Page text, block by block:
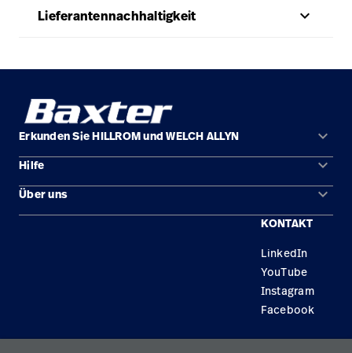
Lieferantennachhaltigkeit keyboard_arrow_up
Erkunden Sie HILLROM und WELCH ALLYN keyboard_arrow_down
Lösungen
Produkte
Hilfe keyboard_arrow_down
Kontakt
Über uns keyboard_arrow_down
KONTAKT
LinkedIn
YouTube
Instagram
Facebook